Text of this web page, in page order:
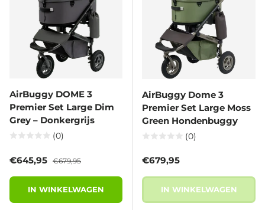
AirBuggy DOME 3
Premier Set Large Dim
Grey – Donkergrijs
(0)
Verkoopprijs
€645,95 Reguliere prijs
€679,95
IN WINKELWAGEN
AirBuggy Dome 3
Premier Set Large Moss
Green Hondenbuggy
(0)
Reguliere prijs
€679,95
IN WINKELWAGEN